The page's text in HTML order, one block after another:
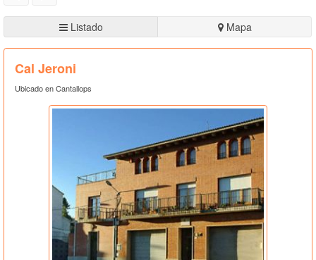
Listado Mapa
Cal Jeroni
Ubicado en Cantallops